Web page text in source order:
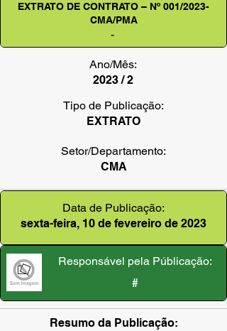
EXTRATO DE CONTRATO – Nº 001/2023-
CMA/PMA
-
Ano/Mês:
2023 / 2
Tipo de Publicação:
EXTRATO
Setor/Departamento:
CMA
Data de Publicação:
sexta-feira, 10 de fevereiro de 2023
Responsável pela Públicação:
#
Resumo da Publicação: